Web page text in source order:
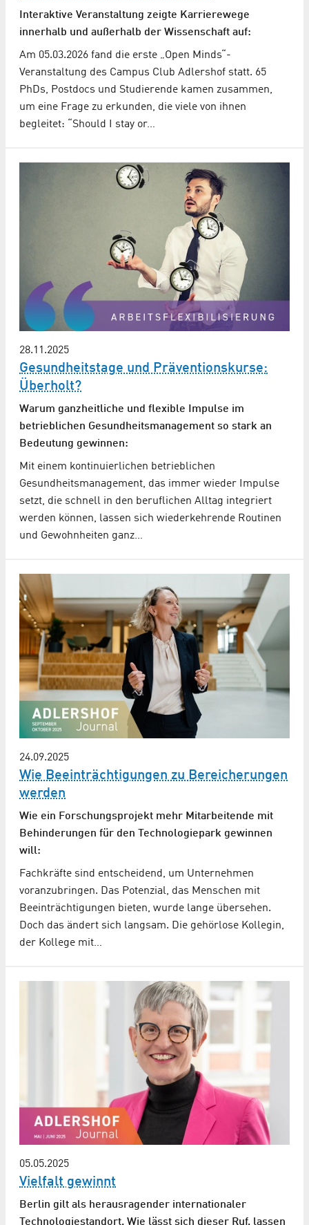
Interaktive Veranstaltung zeigte Karrierewege
innerhalb und außerhalb der Wissenschaft auf:
Am 05.03.2026 fand die erste „Open Minds“-
Veranstaltung des Campus Club Adlershof statt. 65
PhDs, Postdocs und Studierende kamen zusammen,
um eine Frage zu erkunden, die viele von ihnen
begleitet: “Should I stay or…
28.11.2025
Gesundheitstage und Präventionskurse:
Überholt?
Warum ganzheitliche und flexible Impulse im
betrieblichen Gesundheits­management so stark an
Bedeutung gewinnen:
Mit einem kontinuierlichen betrieblichen
Gesundheitsmanagement, das immer wieder Impulse
setzt, die schnell in den beruflichen Alltag integriert
werden können, lassen sich wiederkehrende Routinen
und Gewohnheiten ganz…
24.09.2025
Wie Beeinträchtigungen zu Bereicherungen
werden
Wie ein Forschungsprojekt mehr Mitarbeitende mit
Behinderungen für den Technologiepark gewinnen
will:
Fachkräfte sind entscheidend, um Unternehmen
voranzubringen. Das Potenzial, das Menschen mit
Beeinträchtigungen bieten, wurde lange übersehen.
Doch das ändert sich langsam. Die gehörlose Kollegin,
der Kollege mit…
05.05.2025
Vielfalt gewinnt
Berlin gilt als herausragender internationaler
Technologiestandort. Wie lässt sich dieser Ruf, lassen